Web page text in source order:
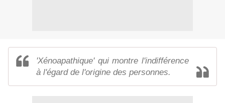
'Xénoapathique' qui montre l'indifférence
à l'égard de l'origine des personnes.